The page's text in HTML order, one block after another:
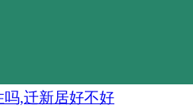
吗,迁新居好不好